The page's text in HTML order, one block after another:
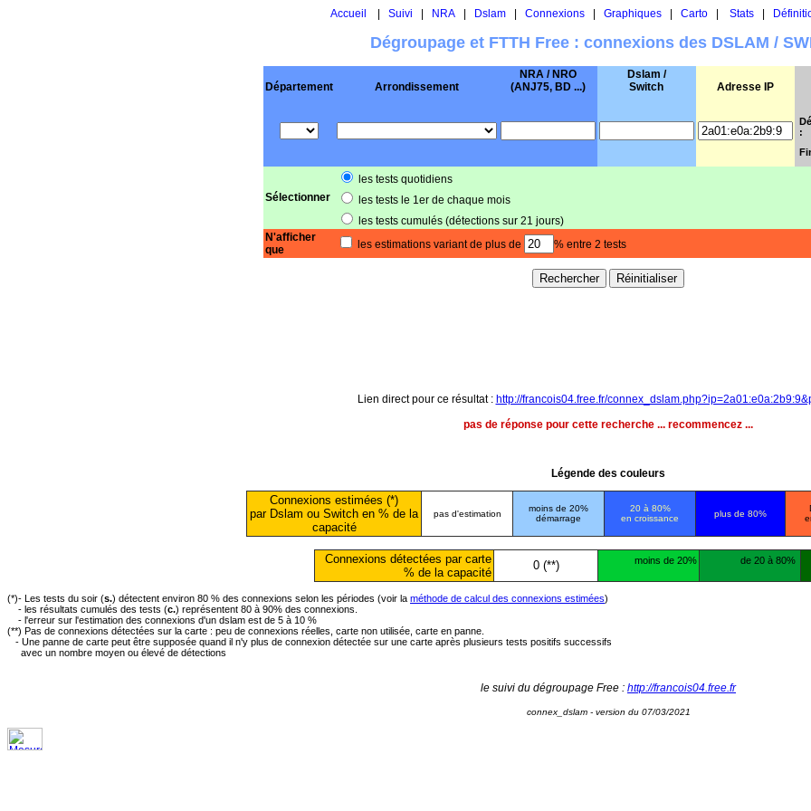
Accueil Suivi NRA| Dslam| Connexions| Graphiques| Carto| Stats|
Dégroupage et FTTH Free : connexions des DSLAM /
Département Arrondissement
NRA / NRO
(ANJ75, BD ...)
Dslam /
Switch
Adresse IP
:
Sélectionner
les tests quotidiens
les tests le 1er de chaque mois
les tests cumulés (détections sur 21 jours)
N'afficher
que
les estimations variant de plus de % entre 2 tests
Lien direct pour ce résultat : http://francois04.free.fr/
pas de réponse pour cette recherche ... recommencez ...
Légende des couleurs
Connexions estimées (*)
par Dslam ou Switch en % de la
capacité
pas d'estimation
moins de 20%
démarrage
20 à 80%
en croissance
plus de 80%
Connexions détectées par carte
% de la capacité
0 (**) moins de 20% de 20 à 80%
(*)- Les tests du soir (s.) détectent environ 80 % des connexions selon les périodes (voir la méthode de calcul des connexions estimées)
- les résultats cumulés des tests (c.) représentent 80 à 90% des connexions.
- l'erreur sur l'estimation des connexions d'un dslam est de 5 à 10 %
(**) Pas de connexions détectées sur la carte : peu de connexions réelles, carte non utilisée, carte en panne.
- Une panne de carte peut être supposée quand il n'y plus de connexion détectée sur une carte après plusieurs tests positifs successifs
avec un nombre moyen ou élevé de détections
le suivi du dégroupage Free : http://francois04.free.fr
connex_dslam - version du 07/03/2021